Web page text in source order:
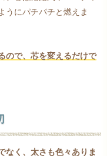
うにパチパチと燃えま
ので、芯を変えるだけで
なく、太さも色々ありま